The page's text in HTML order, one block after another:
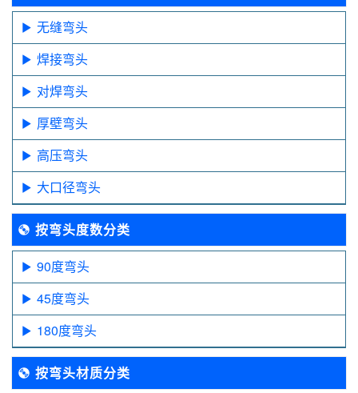
无缝弯头
焊接弯头
对焊弯头
厚壁弯头
高压弯头
大口径弯头
按弯头度数分类
90度弯头
45度弯头
180度弯头
按弯头材质分类